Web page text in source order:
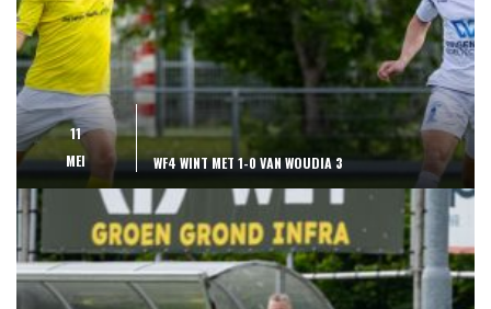
11
MEI
WF4 WINT MET 1-0 VAN WOUDIA 3